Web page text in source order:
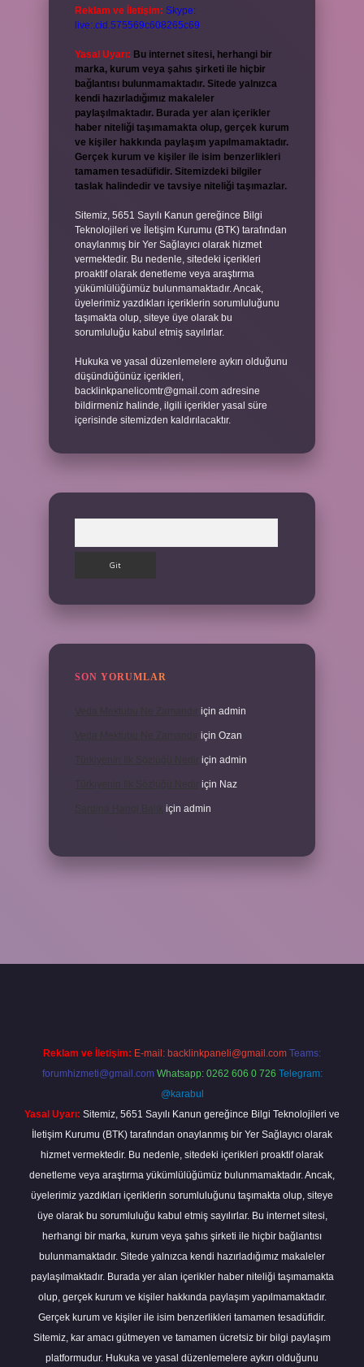
Reklam ve İletişim: Skype:
live:.cid.575569c608265c69
Yasal Uyarı: Bu internet sitesi, herhangi bir
marka, kurum veya şahıs şirketi ile hiçbir
bağlantısı bulunmamaktadır. Sitede yalnızca
kendi hazırladığımız makaleler
paylaşılmaktadır. Burada yer alan içerikler
haber niteliği taşımamakta olup, gerçek kurum
ve kişiler hakkında paylaşım yapılmamaktadır.
Gerçek kurum ve kişiler ile isim benzerlikleri
tamamen tesadüfidir. Sitemizdeki bilgiler
taslak halindedir ve tavsiye niteliği taşımazlar.
Sitemiz, 5651 Sayılı Kanun gereğince Bilgi
Teknolojileri ve İletişim Kurumu (BTK) tarafından
onaylanmış bir Yer Sağlayıcı olarak hizmet
vermektedir. Bu nedenle, sitedeki içerikleri
proaktif olarak denetleme veya araştırma
yükümlülüğümüz bulunmamaktadır. Ancak,
üyelerimiz yazdıkları içeriklerin sorumluluğunu
taşımakta olup, siteye üye olarak bu
sorumluluğu kabul etmiş sayılırlar.
Hukuka ve yasal düzenlemelere aykırı olduğunu
düşündüğünüz içerikleri,
backlinkpanelicomtr@gmail.com adresine
bildirmeniz halinde, ilgili içerikler yasal süre
içerisinde sitemizden kaldırılacaktır.
SON YORUMLAR
için admin
için Ozan
için admin
Türkiyenin Ilk Sözlüğü Nedir için Naz
için admin
Reklam ve İletişim: E-mail: backlinkpaneli@gmail.com Teams:
forumhizmeti@gmail.com Whatsapp: 0262 606 0 726 Telegram:
@karabul
Yasal Uyarı: Sitemiz, 5651 Sayılı Kanun gereğince Bilgi Teknolojileri ve
İletişim Kurumu (BTK) tarafından onaylanmış bir Yer Sağlayıcı olarak
hizmet vermektedir. Bu nedenle, sitedeki içerikleri proaktif olarak
denetleme veya araştırma yükümlülüğümüz bulunmamaktadır. Ancak,
üyelerimiz yazdıkları içeriklerin sorumluluğunu taşımakta olup, siteye
üye olarak bu sorumluluğu kabul etmiş sayılırlar. Bu internet sitesi,
herhangi bir marka, kurum veya şahıs şirketi ile hiçbir bağlantısı
bulunmamaktadır. Sitede yalnızca kendi hazırladığımız makaleler
paylaşılmaktadır. Burada yer alan içerikler haber niteliği taşımamakta
olup, gerçek kurum ve kişiler hakkında paylaşım yapılmamaktadır.
Gerçek kurum ve kişiler ile isim benzerlikleri tamamen tesadüfidir.
Sitemiz, kar amacı gütmeyen ve tamamen ücretsiz bir bilgi paylaşım
platformudur. Hukuka ve yasal düzenlemelere aykırı olduğunu